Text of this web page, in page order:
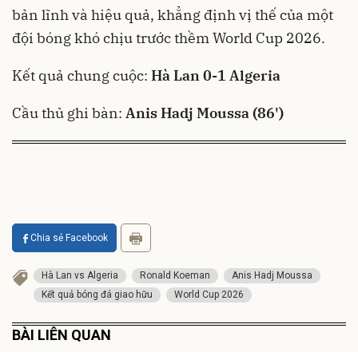
bản lĩnh và hiệu quả, khẳng định vị thế của một
đội bóng khó chịu trước thềm World Cup 2026.
Kết quả chung cuộc: Hà Lan 0-1 Algeria
Cầu thủ ghi bàn: Anis Hadj Moussa (86')
Chia sẻ Facebook
Hà Lan vs Algeria Ronald Koeman
Anis Hadj Moussa
Kết quả bóng đá giao hữu
World Cup 2026
BÀI LIÊN QUAN